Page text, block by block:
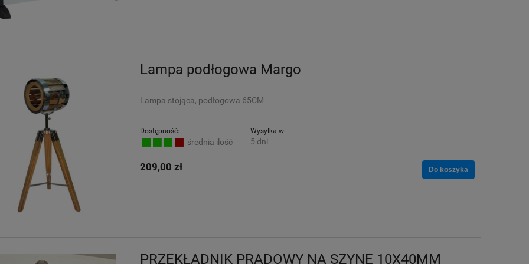
Lampa podłogowa Margo
Lampa stojąca, podłogowa 65CM
Dostępność:
średnia ilość
Wysyłka w:
5 dni
209,00 zł Do koszyka
PRZEKŁADNIK PRĄDOWY NA SZYNĘ 10X40MM